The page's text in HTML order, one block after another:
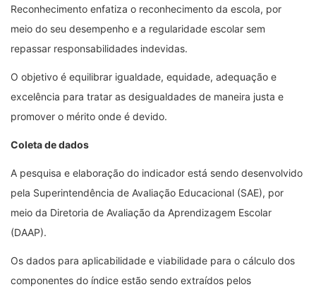
Reconhecimento enfatiza o reconhecimento da escola, por
meio do seu desempenho e a regularidade escolar sem
repassar responsabilidades indevidas.
O objetivo é equilibrar igualdade, equidade, adequação e
excelência para tratar as desigualdades de maneira justa e
promover o mérito onde é devido.
Coleta de dados
A pesquisa e elaboração do indicador está sendo desenvolvido
pela Superintendência de Avaliação Educacional (SAE), por
meio da Diretoria de Avaliação da Aprendizagem Escolar
(DAAP).
Os dados para aplicabilidade e viabilidade para o cálculo dos
componentes do índice estão sendo extraídos pelos